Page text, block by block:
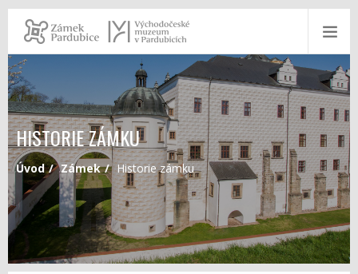
HISTORIE ZÁMKU
Úvod Zámek Historie zámku